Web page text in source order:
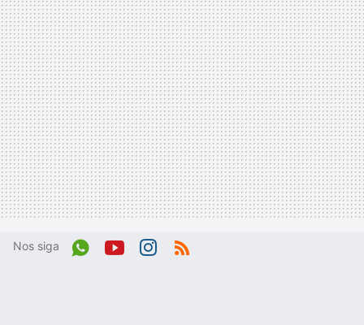
Nos siga